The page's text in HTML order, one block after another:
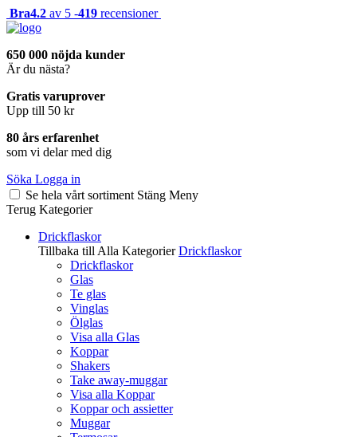
Bra4.2 av 5 -419 recensioner
650 000 nöjda kunder
Är du nästa?
Gratis varuprover
Upp till 50 kr
80 års erfarenhet
som vi delar med dig
Söka Logga in
Se hela vårt sortiment Stäng Meny
Terug Kategorier
Drickflaskor
Tillbaka till Alla Kategorier Drickflaskor
Drickflaskor
Glas
Te glas
Vinglas
Ölglas
Visa alla Glas
Koppar
Shakers
Take away-muggar
Visa alla Koppar
Koppar och assietter
Muggar